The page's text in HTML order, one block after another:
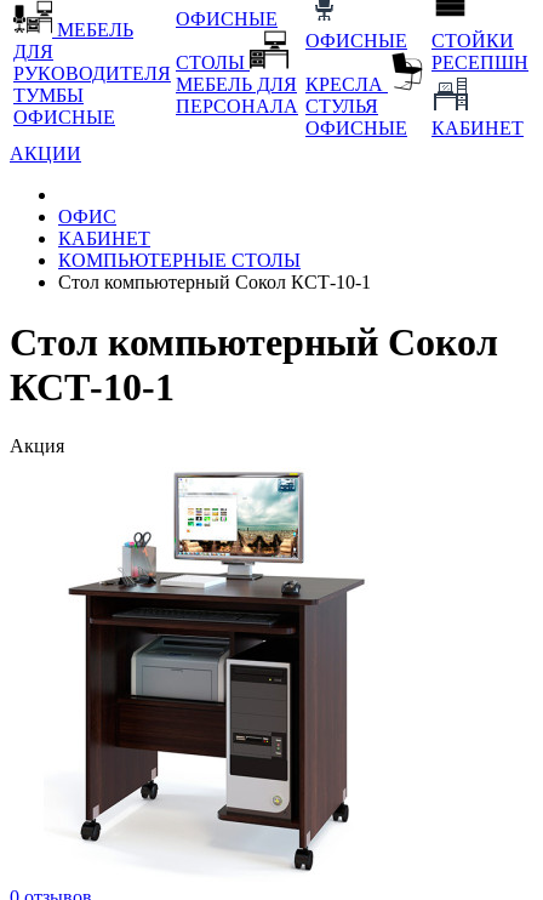
МЕБЕЛЬ
ДЛЯ
РУКОВОДИТЕЛЯ
ТУМБЫ
ОФИСНЫЕ
ОФИСНЫЕ
СТОЛЫ
МЕБЕЛЬ ДЛЯ
ПЕРСОНАЛА
ОФИСНЫЕ
КРЕСЛА
СТУЛЬЯ
ОФИСНЫЕ
СТОЙКИ
РЕСЕПШН
КАБИНЕТ
АКЦИИ
ОФИС
КАБИНЕТ
КОМПЬЮТЕРНЫЕ СТОЛЫ
Стол компьютерный Сокол КСТ-10-1
Стол компьютерный Сокол
КСТ-10-1
Акция